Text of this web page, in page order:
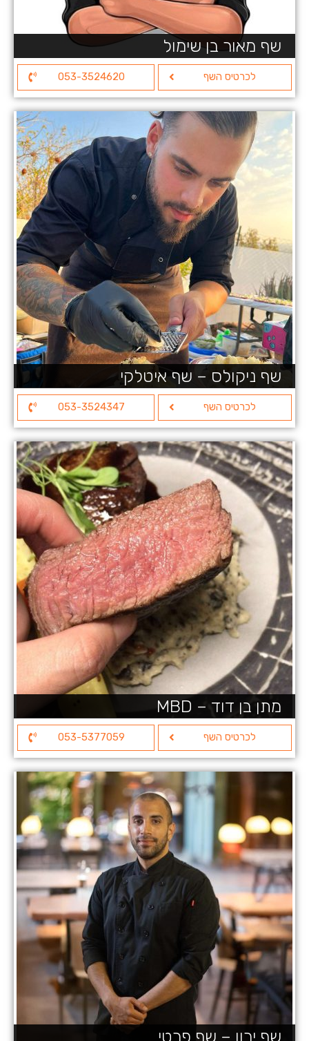
שף מאור בן שימול
לכרטיס השף 053-3524620
שף ניקולס – שף איטלקי
לכרטיס השף 053-3524347
מתן בן דוד – MBD
לכרטיס השף 053-5377059
שף ירון – שף פרטי